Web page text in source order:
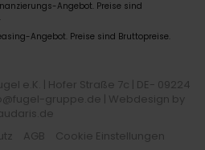
Angebot. Preise sind
Angebot. Preise sind Bruttopreise.
e.K. | Hofer Straße 7c | DE- 09224
gruppe.de | Webdesign by
AGB Cookie Einstellungen